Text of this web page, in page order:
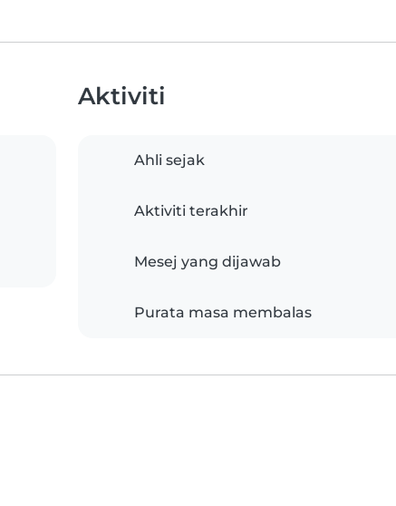
Aktiviti
Ahli sejak
Aktiviti terakhir
Mesej yang dijawab
Purata masa membalas